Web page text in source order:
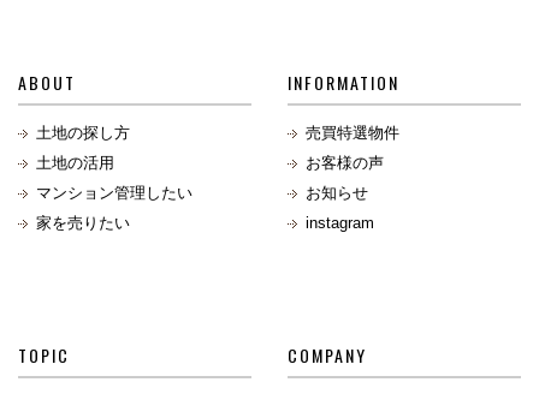
ABOUT
土地の探し方
土地の活用
マンション管理したい
家を売りたい
INFORMATION
売買特選物件
お客様の声
お知らせ
instagram
TOPIC COMPANY